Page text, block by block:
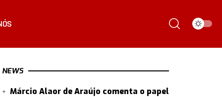
NEWS
Márcio Alaor de Araújo comenta o papel